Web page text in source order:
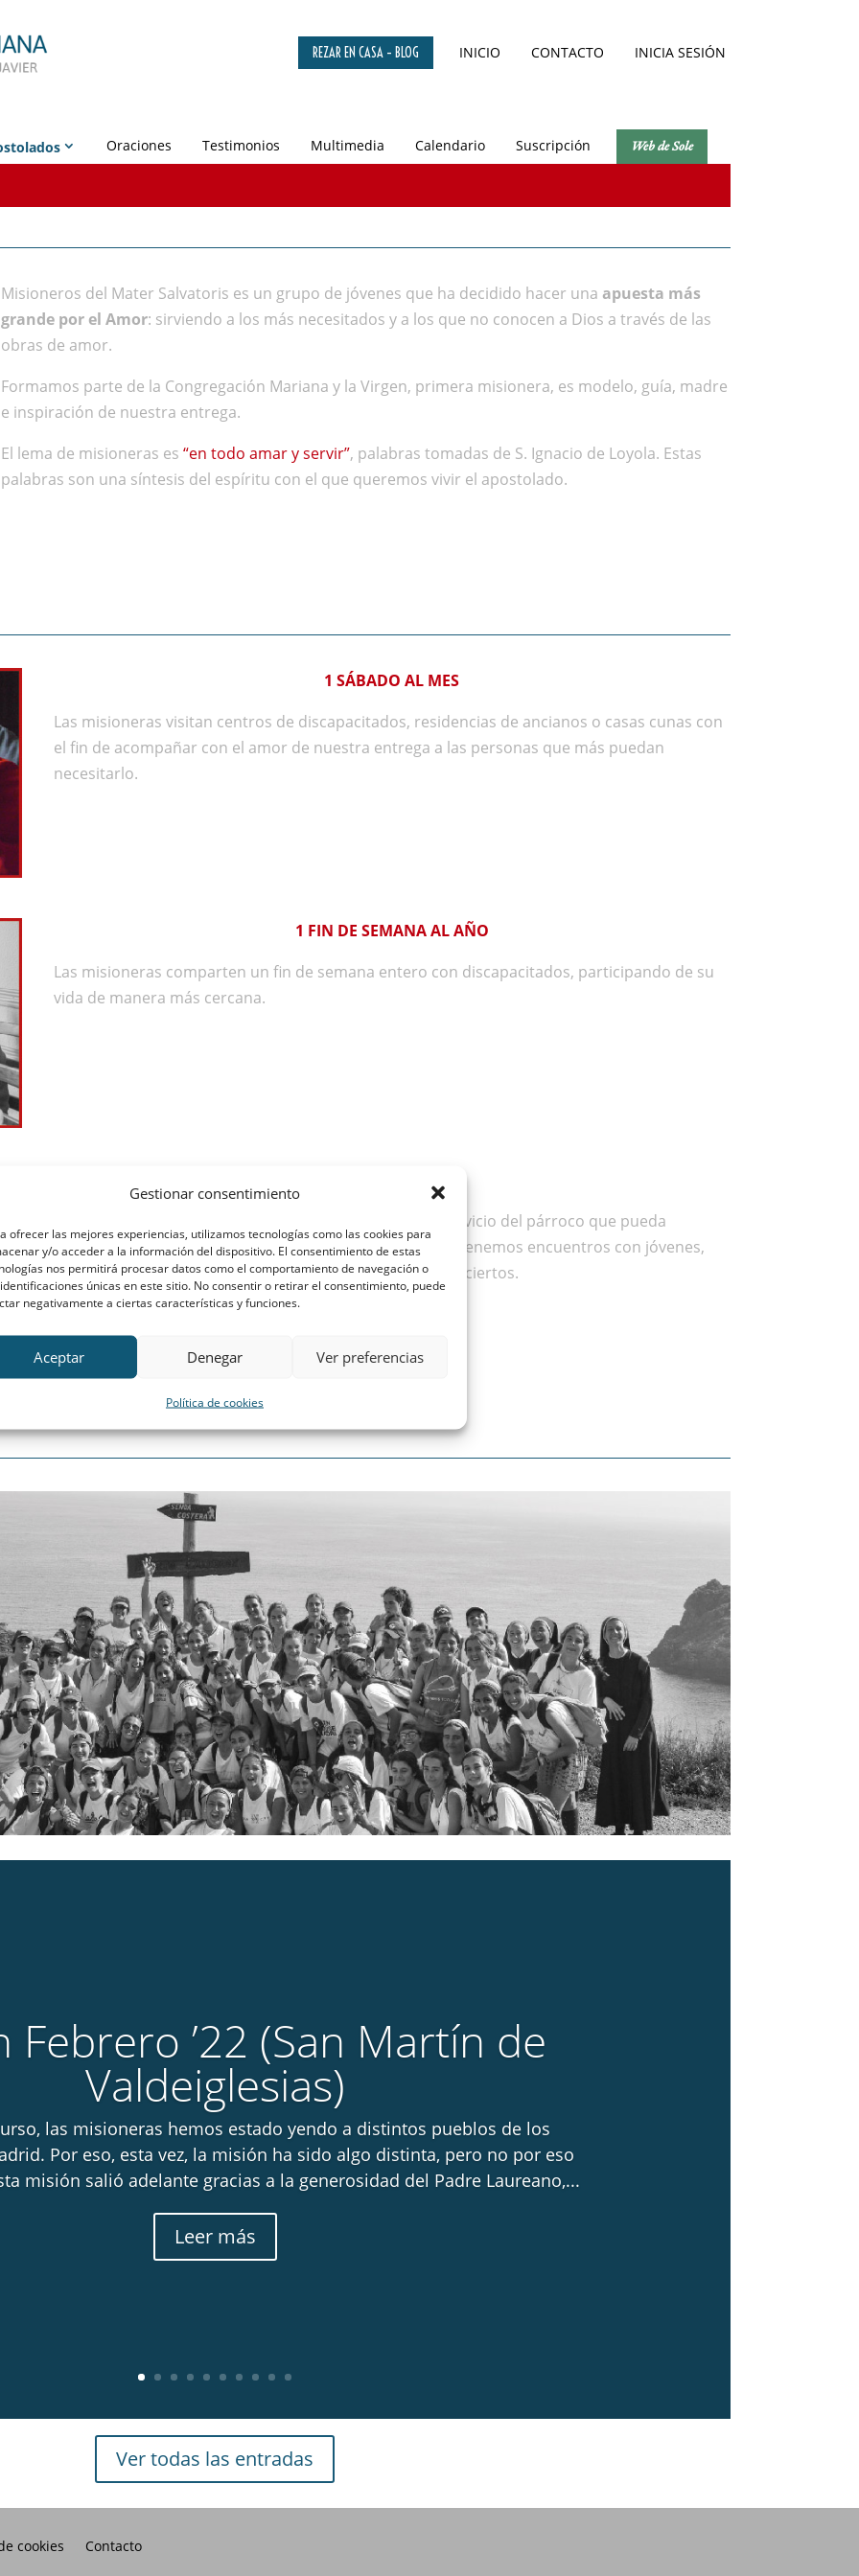
Gestionar consentimiento
ofrecer las mejores experiencias, utilizamos tecnologías como las cookies para
y/o acceder a la información del dispositivo. El consentimiento de estas
nos permitirá procesar datos como el comportamiento de navegación o
únicas en este sitio. No consentir o retirar el consentimiento, puede
negativamente a ciertas características y funciones.
Aceptar Denegar Ver preferencias
Política de cookies
REZAR EN CASA – BLOG INICIO CONTACTO INICIA SESIÓN
Oraciones Testimonios Multimedia Calendario Suscripción Web de Sole
Misioneros del Mater Salvatoris es un grupo de jóvenes que ha decidido hacer una apuesta más
grande por el Amor: sirviendo a los más necesitados y a los que no conocen a Dios a través de las
obras de amor.
Formamos parte de la Congregación Mariana y la Virgen, primera misionera, es modelo, guía, madre
e inspiración de nuestra entrega.
El lema de misioneras es“en todo amar y servir”, palabras tomadas de S. Ignacio de Loyola. Estas
palabras son una síntesis del espíritu con el que queremos vivir el apostolado.
1 SÁBADO AL MES
Las misioneras visitan centros de discapacitados, residencias de ancianos o casas cunas con
el fin de acompañar con el amor de nuestra entrega a las personas que más puedan
necesitarlo.
1 FIN DE SEMANA AL AÑO
Las misioneras comparten un fin de semana entero con discapacitados, participando de su
vida de manera más cercana.
En verano hacemos una misión rural poniéndonos al servicio del párroco que pueda
necesitarlo. Atendemos a los niños, visitamos las casas, tenemos encuentros con jóvenes,
noches de evangelización, rosarios nocturnos, cine y conciertos.
Febrero ’22 (San Martín de
Valdeiglesias)
las misioneras hemos estado yendo a distintos pueblos de los
Por eso, esta vez, la misión ha sido algo distinta, pero no por eso
misión salió adelante gracias a la generosidad del Padre Laureano,...
Leer más
Ver todas las entradas
cookies Contacto